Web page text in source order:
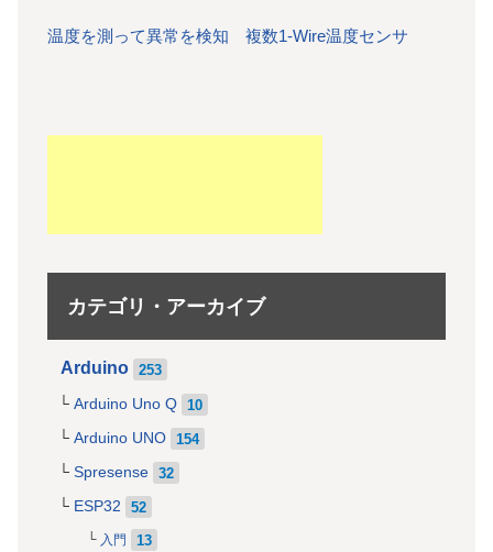
温度を測って異常を検知 複数1-Wire温度センサ
カテゴリ・アーカイブ
Arduino 253
Arduino Uno Q 10
Arduino UNO 154
Spresense 32
ESP32 52
入門 13